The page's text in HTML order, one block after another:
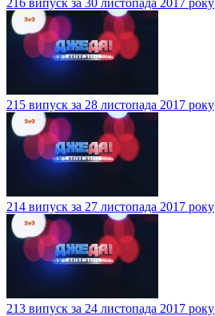
215 випуск за 28 листопада 2017 року
214 випуск за 27 листопада 2017 року
213 випуск за 24 листопада 2017 року